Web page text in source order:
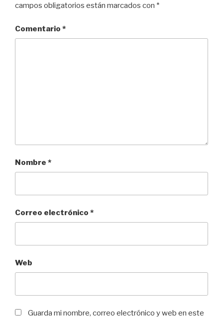
campos obligatorios están marcados con *
Comentario *
Nombre *
Correo electrónico *
Web
Guarda mi nombre, correo electrónico y web en este